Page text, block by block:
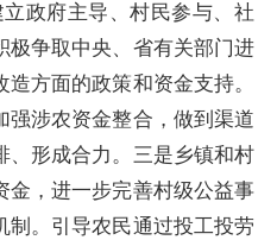
立政府主导、村民参与、社
极争取中央、省有关部门进
方面的政策和资金支持。
强涉农资金整合，做到渠道
、形成合力。三是乡镇和村
金，进一步完善村级公益事
制。引导农民通过投工投劳